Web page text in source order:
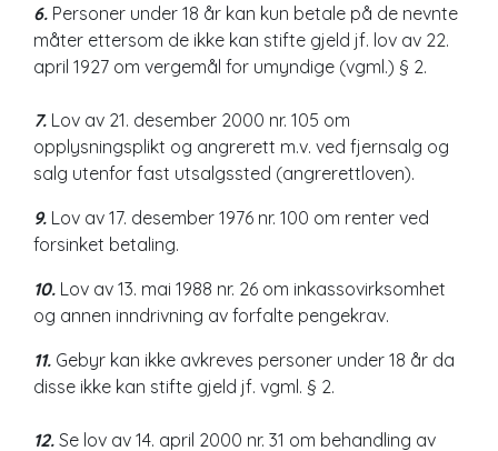
6. Personer under 18 år kan kun betale på de nevnte
måter ettersom de ikke kan stifte gjeld jf. lov av 22.
april 1927 om vergemål for umyndige (vgml.) § 2.
7. Lov av 21. desember 2000 nr. 105 om
opplysningsplikt og angrerett m.v. ved fjernsalg og
salg utenfor fast utsalgssted (angrerettloven).
9. Lov av 17. desember 1976 nr. 100 om renter ved
forsinket betaling.
10. Lov av 13. mai 1988 nr. 26 om inkassovirksomhet
og annen inndrivning av forfalte pengekrav.
11. Gebyr kan ikke avkreves personer under 18 år da
disse ikke kan stifte gjeld jf. vgml. § 2.
12. Se lov av 14. april 2000 nr. 31 om behandling av